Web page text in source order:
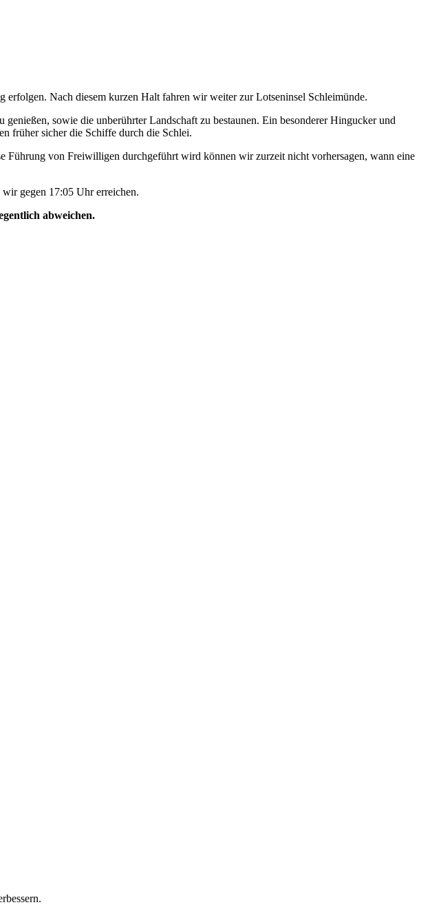
Nach diesem kurzen Halt fahren wir weiter zur Lotseninsel Schleimünde.
sowie die unberührter Landschaft zu bestaunen. Ein besonderer Hingucker und
früher sicher die Schiffe durch die Schlei.
Führung von Freiwilligen durchgeführt wird können wir zurzeit nicht vorhersagen, wann eine
gegen 17:05 Uhr erreichen.
abweichen.